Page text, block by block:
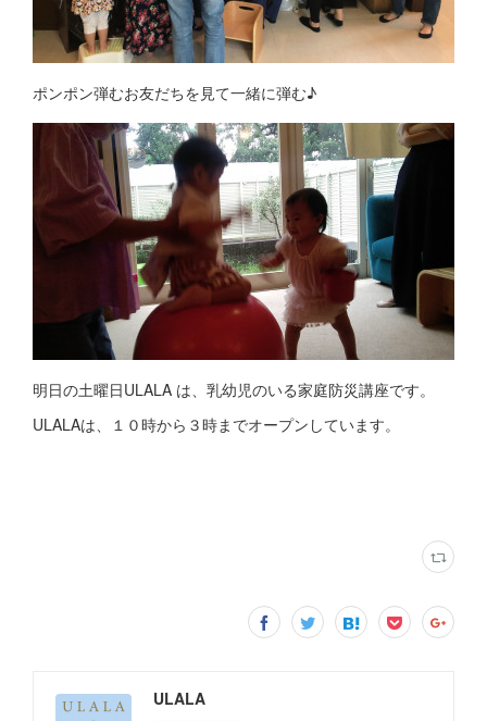
ポンポン弾むお友だちを見て一緒に弾む♪
明日の土曜日ULALA は、乳幼児のいる家庭防災講座です。
ULALAは、１０時から３時までオープンしています。
ULALA